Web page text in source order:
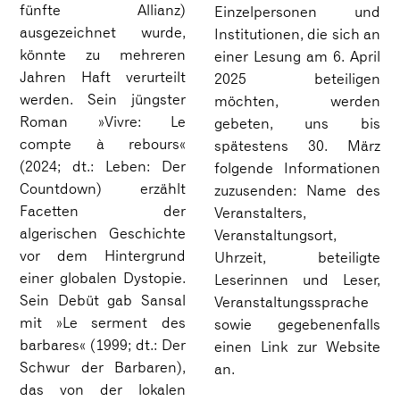
fünfte Allianz)
ausgezeichnet wurde,
könnte zu mehreren
Jahren Haft verurteilt
werden. Sein jüngster
Roman »Vivre: Le
compte à rebours«
(2024; dt.: Leben: Der
Countdown) erzählt
Facetten der
algerischen Geschichte
vor dem Hintergrund
einer globalen Dystopie.
Sein Debüt gab Sansal
mit »Le serment des
barbares« (1999; dt.: Der
Schwur der Barbaren),
das von der lokalen
Einzelpersonen und
Institutionen, die sich an
einer Lesung am 6. April
2025 beteiligen
möchten, werden
gebeten, uns bis
spätestens 30. März
folgende Informationen
zuzusenden: Name des
Veranstalters,
Veranstaltungsort,
Uhrzeit, beteiligte
Leserinnen und Leser,
Veranstaltungssprache
sowie gegebenenfalls
einen Link zur Website
an.